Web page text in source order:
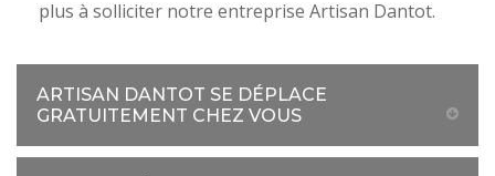
plus à solliciter notre entreprise Artisan Dantot.
ARTISAN DANTOT SE DÉPLACE
GRATUITEMENT CHEZ VOUS